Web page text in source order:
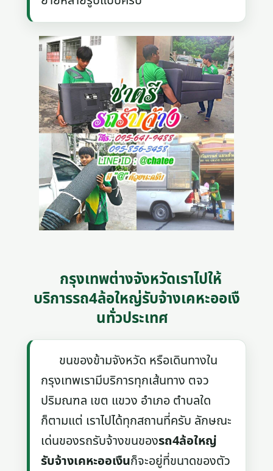
กรุงเทพต่างจังหวัดเราไปให้
บริการรถ4ล้อใหญ่รับจ้างเคหะออเงื
นทั่วประเทศ
ขนของข้ามจังหวัด หรือเดินทางใน
กรุงเทพเรามีบริการทุกเส้นทาง ตจว
ปริมณฑล เขต แขวง อำเภอ ตำบลใด
ก็ตามแต่ เราไปได้ทุกสถานที่ครับ ลักษณะ
เด่นของรถรับจ้างขนของรถ4ล้อใหญ่
รับจ้างเคหะออเงืนก็จะอยู่ที่ขนาดของตัว